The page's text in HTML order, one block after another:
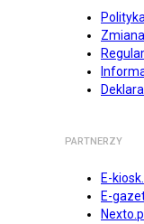
PARTNERZY
E-
E-
Nexto.pl